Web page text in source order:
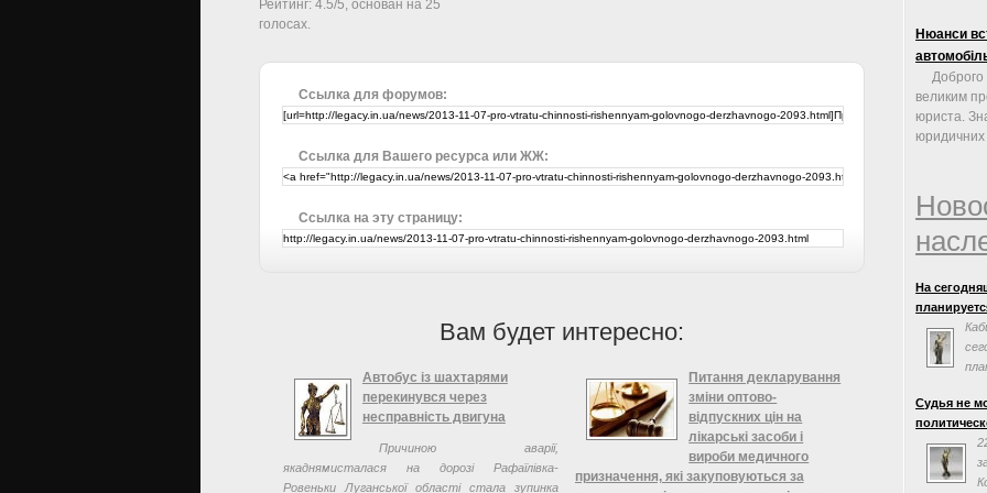
Рейтинг: 4.5/5, основан на 25
голосах.
Ссылка для форумов:
Ссылка для Вашего ресурса или ЖЖ:
Ссылка на эту страницу:
Вам будет интересно:
Автобус із шахтарями
перекинувся через
несправність двигуна
Причиною аварії,
якаднямисталася на дорозі Рафаїлівка-
Ровеньки Луганської області стала зупинка
Питання декларування
зміни оптово-
відпускних цін на
лікарські засоби і
вироби медичного
призначення, які закуповуються за
Нюанси
великим
юриста.
юридичних
На
заседания
Судья не